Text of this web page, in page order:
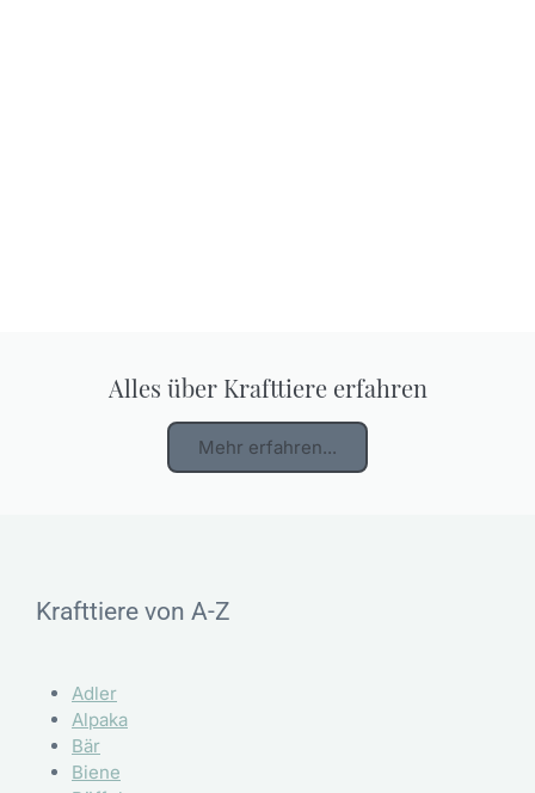
Alles über Krafttiere erfahren
Mehr erfahren...
Krafttiere von A-Z
Adler
Alpaka
Bär
Biene